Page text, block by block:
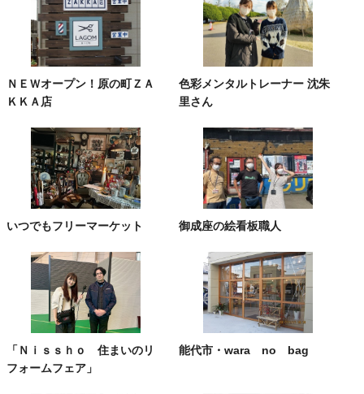
ＮＥＷオープン！原の町ＺＡ
ＫＫＡ店
色彩メンタルトレーナー 沈朱
里さん
いつでもフリーマーケット 御成座の絵看板職人
「Ｎｉｓｓｈｏ 住まいのリ
フォームフェア」
能代市・wara no bag